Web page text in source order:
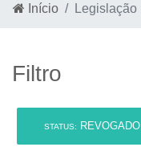
Início Legislação
Filtro
STATUS: REVOGADO